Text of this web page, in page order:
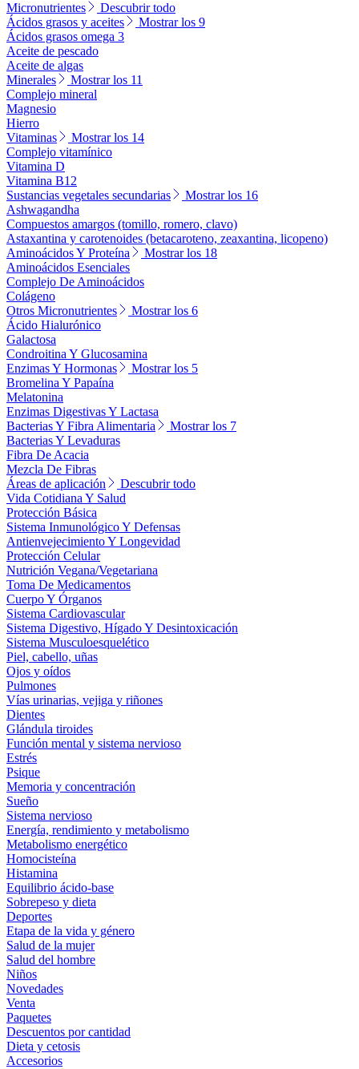
Micronutrientes
Descubrir todo
Ácidos grasos y aceites
Mostrar los 9
Ácidos grasos omega 3
Aceite de pescado
Aceite de algas
Minerales
Mostrar los 11
Complejo mineral
Magnesio
Hierro
Vitaminas
Mostrar los 14
Complejo vitamínico
Vitamina D
Vitamina B12
Sustancias vegetales secundarias
Mostrar los 16
Ashwagandha
Compuestos amargos (tomillo, romero, clavo)
Astaxantina y carotenoides (betacaroteno, zeaxantina, licopeno)
Aminoácidos Y Proteína
Mostrar los 18
Aminoácidos Esenciales
Complejo De Aminoácidos
Colágeno
Otros Micronutrientes
Mostrar los 6
Ácido Hialurónico
Galactosa
Condroitina Y Glucosamina
Enzimas Y Hormonas
Mostrar los 5
Bromelina Y Papaína
Melatonina
Enzimas Digestivas Y Lactasa
Bacterias Y Fibra Alimentaria
Mostrar los 7
Bacterias Y Levaduras
Fibra De Acacia
Mezcla De Fibras
Áreas de aplicación
Descubrir todo
Vida Cotidiana Y Salud
Protección Básica
Sistema Inmunológico Y Defensas
Antienvejecimiento Y Longevidad
Protección Celular
Nutrición Vegana/Vegetariana
Toma De Medicamentos
Cuerpo Y Órganos
Sistema Cardiovascular
Sistema Digestivo, Hígado Y Desintoxicación
Sistema Musculoesquelético
Piel, cabello, uñas
Ojos y oídos
Pulmones
Vías urinarias, vejiga y riñones
Dientes
Glándula tiroides
Función mental y sistema nervioso
Estrés
Psique
Memoria y concentración
Sueño
Sistema nervioso
Energía, rendimiento y metabolismo
Metabolismo energético
Homocisteína
Histamina
Equilibrio ácido-base
Sobrepeso y dieta
Deportes
Etapa de la vida y género
Salud de la mujer
Salud del hombre
Niños
Novedades
Venta
Paquetes
Descuentos por cantidad
Dieta y cetosis
Accesorios